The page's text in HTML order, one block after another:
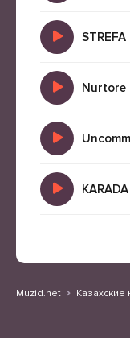
Nurtore
KARADA
Muzid.net Казахские